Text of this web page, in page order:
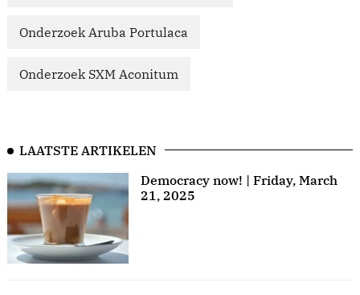
Onderzoek Aruba Portulaca
Onderzoek SXM Aconitum
LAATSTE ARTIKELEN
Democracy now! | Friday, March
21, 2025